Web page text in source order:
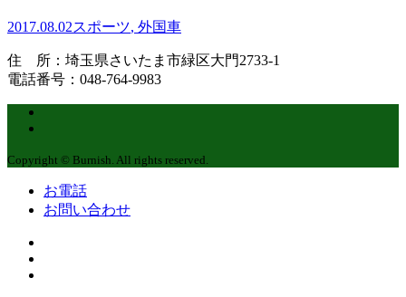
2017.08.02スポーツ, 外国車
住 所：埼玉県さいたま市緑区大門2733-1
電話番号：048-764-9983
Copyright © Burnish. All rights reserved.
お電話
お問い合わせ